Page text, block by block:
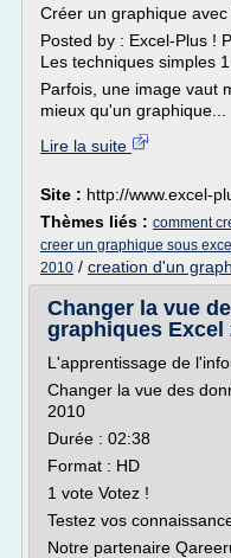
Créer un graphique avec
Posted by : Excel-Plus !
Les techniques simples
Parfois, une image vaut
mieux qu'un graphique...
Lire la suite
Site : http://www.excel-
Thèmes liés : comment
creer un graphique sous
2010 / creation d'un
Changer la vue
graphiques Excel
L'apprentissage de
Changer la vue des
2010
Durée : 02:38
Format : HD
1 vote Votez !
Testez vos
Notre partenaire